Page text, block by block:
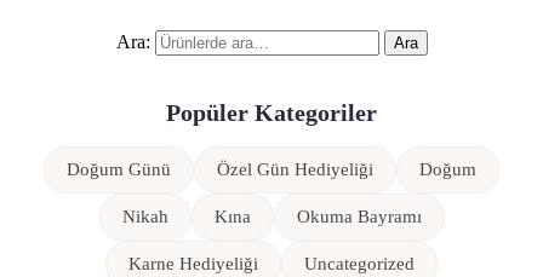
Ara: Ara
Popüler Kategoriler
Doğum Günü Özel Gün Hediyeliği Doğum
Nikah Kına Okuma Bayramı
Karne Hediyeliği Uncategorized